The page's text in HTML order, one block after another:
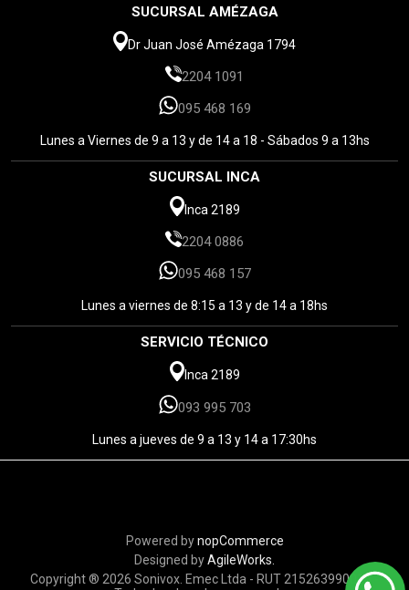
SUCURSAL AMÉZAGA
Dr Juan José Amézaga 1794
2204 1091
095 468 169
Lunes a Viernes de 9 a 13 y de 14 a 18 - Sábados 9 a 13hs
SUCURSAL INCA
Inca 2189
2204 0886
095 468 157
Lunes a viernes de 8:15 a 13 y de 14 a 18hs
SERVICIO TÉCNICO
Inca 2189
093 995 703
Lunes a jueves de 9 a 13 y 14 a 17:30hs
Powered bynopCommerce
Designed byAgileWorks.
Copyright ® 2026 Sonivox. Emec Ltda - RUT 215263990010 -